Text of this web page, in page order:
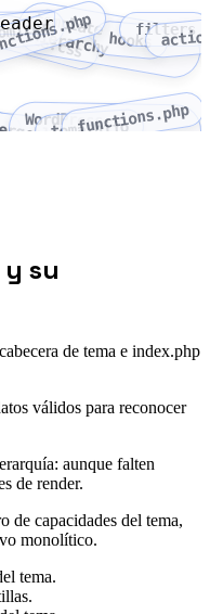
style.css
template
hierarchyhooks
filters
blocks
WordPress
Customizer
tema hijo
functions.php
su
de tema e index.php
válidos para reconocer
aunque falten
de render.
de capacidades del tema,
monolítico.
tema.